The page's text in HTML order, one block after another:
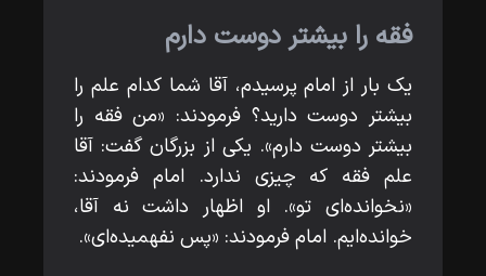
فقه را بیشتر دوست دارم
یک بار از امام پرسیدم، آقا شما کدام علم را
بیشتر دوست دارید؟ فرمودند: «من‌ فقه را
بیشتر دوست دارم». یکی از بزرگان گفت: آقا
علم فقه که چیزی ندارد. امام‌ فرمودند:
«نخوانده‌ای تو». او اظهار داشت نه آقا،
خوانده‌ایم. امام فرمودند: «پس‌ نفهمیده‌ای».